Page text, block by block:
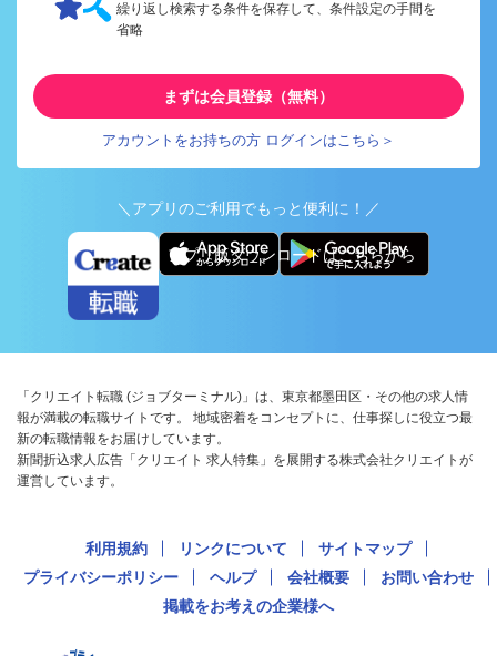
繰り返し検索する条件を保存して、条件設定の手間を
省略
まずは会員登録（無料）
アカウントをお持ちの方 ログインはこちら＞
＼アプリのご利用でもっと便利に！／
アプリ版ダウンロードはこちらから
「クリエイト転職 (ジョブターミナル)」は、東京都墨田区・その他の求人情
報が満載の転職サイトです。 地域密着をコンセプトに、仕事探しに役立つ最
新の転職情報をお届けしています。
新聞折込求人広告「クリエイト 求人特集」を展開する株式会社クリエイトが
運営しています。
利用規約 リンクについて
サイトマップ
プライバシーポリシー
ヘルプ 会社概要
お問い合わせ
掲載をお考えの企業様へ